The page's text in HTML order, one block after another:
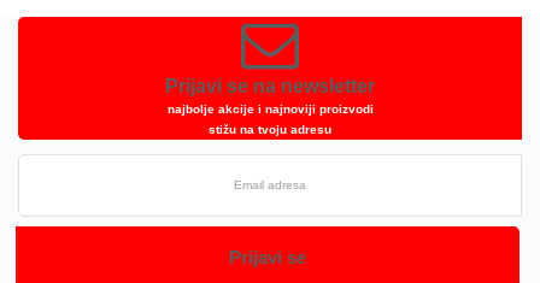
Prijavi se na newsletter
najbolje akcije i najnoviji proizvodi
stižu na tvoju adresu
Prijavi se